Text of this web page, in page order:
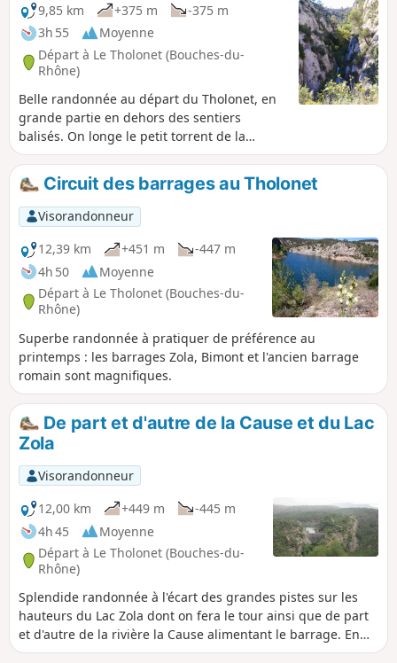
9,85 km
+375 m
-375 m
3h 55
Moyenne
Départ à Le Tholonet (Bouches-du-
Rhône)
Belle randonnée au départ du Tholonet, en
grande partie en dehors des sentiers
balisés. On longe le petit torrent de la
Cause, dans la Petite Mer, puis on enchaîne
vers le Barrage Zola et le Barrage du Bimont.
Retour vers le Tholonet en passant à
proximité du moulin de Cézanne.
Circuit des barrages au Tholonet
Visorandonneur
12,39 km
+451 m
-447 m
4h 50
Moyenne
Départ à Le Tholonet (Bouches-du-
Rhône)
Superbe randonnée à pratiquer de préférence au
printemps : les barrages Zola, Bimont et l'ancien barrage
romain sont magnifiques.
De part et d'autre de la Cause et du Lac
Zola
Visorandonneur
12,00 km
+449 m
-445 m
4h 45
Moyenne
Départ à Le Tholonet (Bouches-du-
Rhône)
Splendide randonnée à l'écart des grandes pistes sur les
hauteurs du Lac Zola dont on fera le tour ainsi que de part
et d'autre de la rivière la Cause alimentant le barrage. En
chemin, un ancien barrage romain, des vues magnifiques